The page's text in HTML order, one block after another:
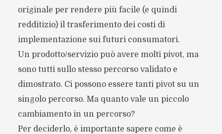
originale per rendere più facile (e quindi
redditizio) il trasferimento dei costi di
implementazione sui futuri consumatori.
Un prodotto/servizio può avere molti pivot, ma
sono tutti sullo stesso percorso validato e
dimostrato. Ci possono essere tanti pivot su un
singolo percorso. Ma quanto vale un piccolo
cambiamento in un percorso?
Per deciderlo, è importante sapere come è